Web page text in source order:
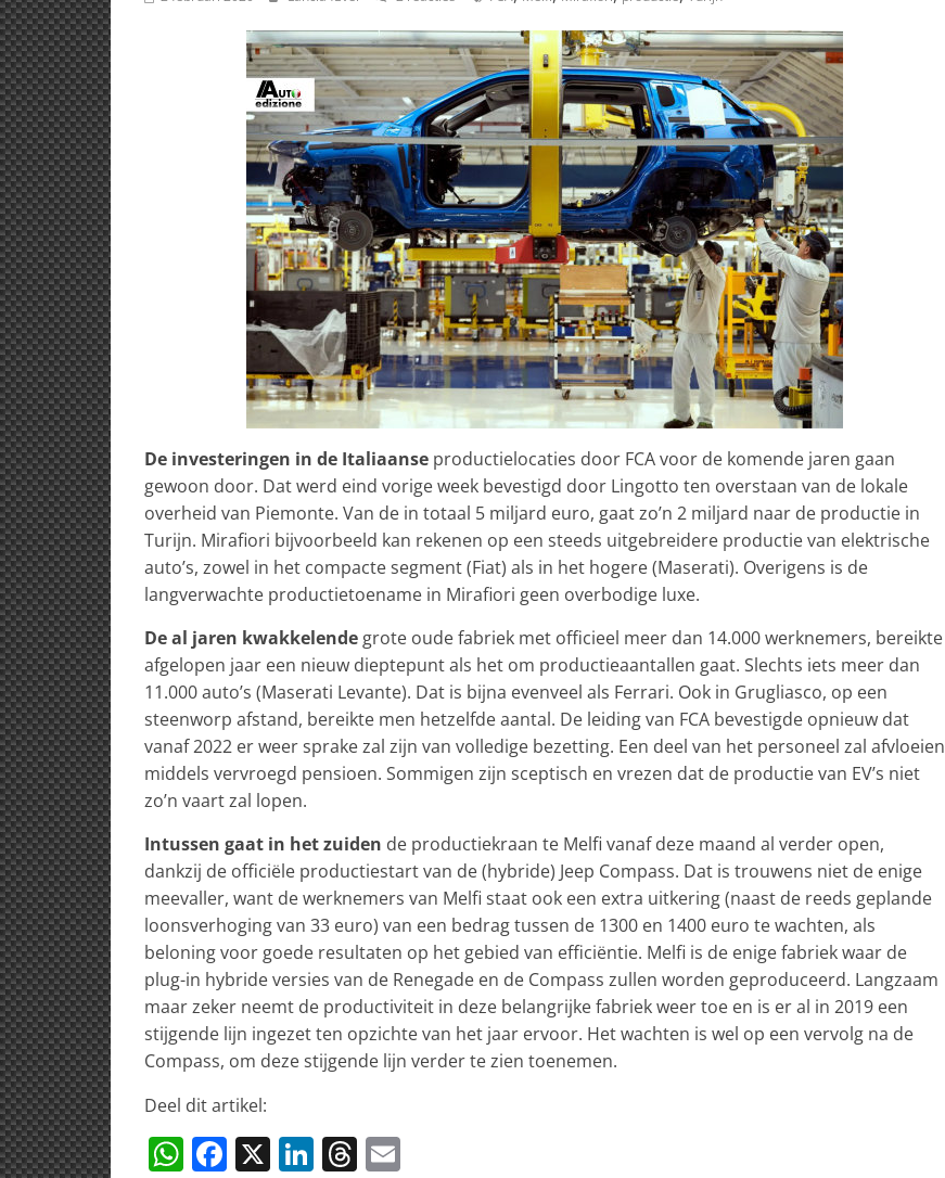
De investeringen in de Italiaanse productielocaties door FCA voor de komende jaren gaan
gewoon door. Dat werd eind vorige week bevestigd door Lingotto ten overstaan van de lokale
overheid van Piemonte. Van de in totaal 5 miljard euro, gaat zo’n 2 miljard naar de productie in
Turijn. Mirafiori bijvoorbeeld kan rekenen op een steeds uitgebreidere productie van elektrische
auto’s, zowel in het compacte segment (Fiat) als in het hogere (Maserati). Overigens is de
langverwachte productietoename in Mirafiori geen overbodige luxe.
De al jaren kwakkelende grote oude fabriek met officieel meer dan 14.000 werknemers, bereikte
afgelopen jaar een nieuw dieptepunt als het om productieaantallen gaat. Slechts iets meer dan
11.000 auto’s (Maserati Levante). Dat is bijna evenveel als Ferrari. Ook in Grugliasco, op een
steenworp afstand, bereikte men hetzelfde aantal. De leiding van FCA bevestigde opnieuw dat
vanaf 2022 er weer sprake zal zijn van volledige bezetting. Een deel van het personeel zal afvloeien
middels vervroegd pensioen. Sommigen zijn sceptisch en vrezen dat de productie van EV’s niet
zo’n vaart zal lopen.
Intussen gaat in het zuiden de productiekraan te Melfi vanaf deze maand al verder open,
dankzij de officiële productiestart van de (hybride) Jeep Compass. Dat is trouwens niet de enige
meevaller, want de werknemers van Melfi staat ook een extra uitkering (naast de reeds geplande
loonsverhoging van 33 euro) van een bedrag tussen de 1300 en 1400 euro te wachten, als
beloning voor goede resultaten op het gebied van efficiëntie. Melfi is de enige fabriek waar de
plug-in hybride versies van de Renegade en de Compass zullen worden geproduceerd. Langzaam
maar zeker neemt de productiviteit in deze belangrijke fabriek weer toe en is er al in 2019 een
stijgende lijn ingezet ten opzichte van het jaar ervoor. Het wachten is wel op een vervolg na de
Compass, om deze stijgende lijn verder te zien toenemen.
Deel dit artikel:
W F X Li T